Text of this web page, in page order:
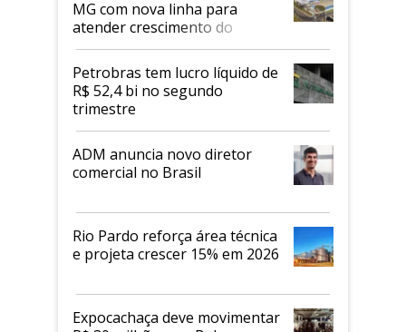
MG com nova linha para
atender crescimento do
mercado de alimentos
proteicos
Petrobras tem lucro líquido de
R$ 52,4 bi no segundo
trimestre
ADM anuncia novo diretor
comercial no Brasil
Rio Pardo reforça área técnica
e projeta crescer 15% em 2026
Expocachaça deve movimentar